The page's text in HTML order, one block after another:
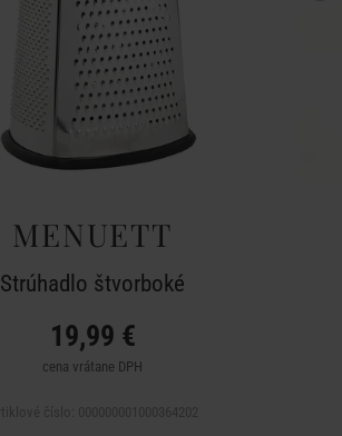
MENUETT
Strúhadlo štvorboké
19,99 €
cena vrátane DPH